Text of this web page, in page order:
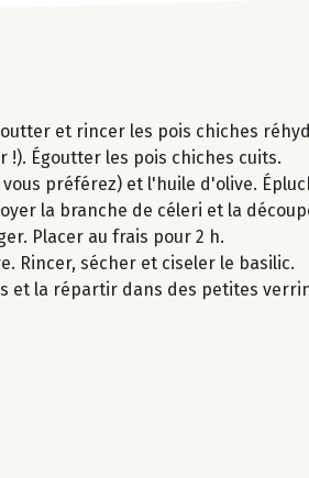
et rincer les pois chiches
Égoutter les pois chiches cuits.
préférez) et l'huile d'olive.
la branche de céleri et la
Placer au frais pour 2 h.
Rincer, sécher et ciseler le basilic.
et la répartir dans des petites